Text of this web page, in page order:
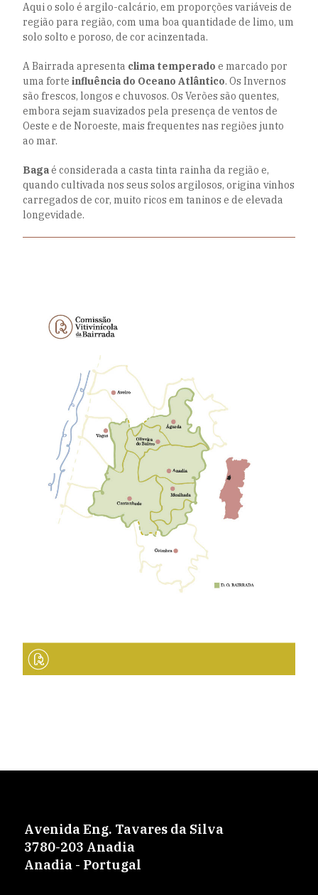
Aqui o solo é argilo-calcário, em proporções variáveis de
região para região, com uma boa quantidade de limo, um
solo solto e poroso, de cor acinzentada.
A Bairrada apresenta clima temperado e marcado por
uma forte influência do Oceano Atlântico. Os Invernos
são frescos, longos e chuvosos. Os Verões são quentes,
embora sejam suavizados pela presença de ventos de
Oeste e de Noroeste, mais frequentes nas regiões junto
ao mar.
Bagaé considerada a casta tinta rainha da região e,
quando cultivada nos seus solos argilosos, origina vinhos
carregados de cor, muito ricos em taninos e de elevada
longevidade.
Avenida Eng. Tavares da Silva
3780-203 Anadia
Anadia - Portugal